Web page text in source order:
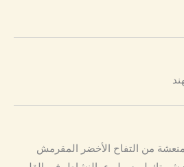
منعشة من التفاح الأخضر المقرمش